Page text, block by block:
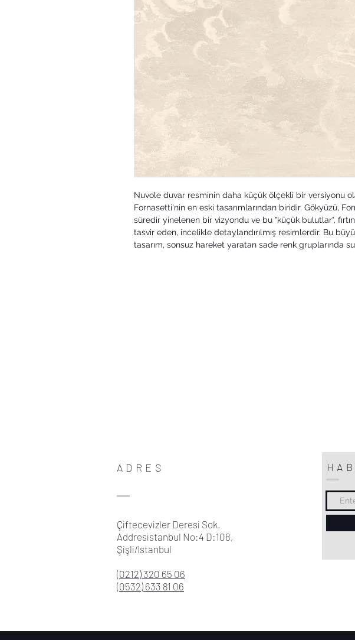
Nuvole duvar resminin daha küçük ölçekli bir versiyonu
Fornasetti'nin en eski tasarımlarından biridir. Gökyüzü,
süredir yinelenen bir vizyondu ve bu "küçük bulutlar",
tasvir eden, incelikle detaylandırılmış resimlerdir. Bu
tasarım, sonsuz hareket yaratan sade renk gruplarında
ADRES
Çiftecevizler Deresi Sok.
Addresistanbul No:4 D:108,
Şişli/Istanbul
(0212) 320 65 06
(0532) 633 81 06